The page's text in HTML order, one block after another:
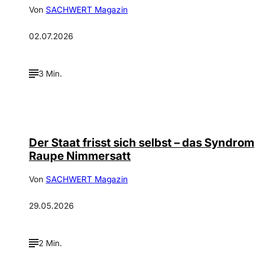
Von SACHWERT Magazin
02.07.2026
3 Min.
Der Staat frisst sich selbst – das Syndrom
Raupe Nimmersatt
Von SACHWERT Magazin
29.05.2026
2 Min.